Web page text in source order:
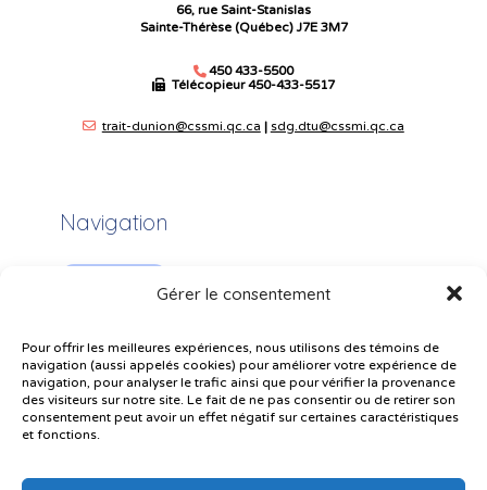
Gérer le consentement
Pour offrir les meilleures expériences, nous utilisons des témoins de
navigation (aussi appelés cookies) pour améliorer votre expérience de
navigation, pour analyser le trafic ainsi que pour vérifier la provenance
des visiteurs sur notre site. Le fait de ne pas consentir ou de retirer son
consentement peut avoir un effet négatif sur certaines caractéristiques
et fonctions.
66, rue Saint-Stanislas
Sainte-Thérèse (Québec) J7E 3M7
450 433-5500
Télécopieur450-433-5517
trait-dunion@cssmi.qc.ca | sdg.dtu@cssmi.qc.ca
Navigation
Plainte – service à l’élève
Politique de confidentialité